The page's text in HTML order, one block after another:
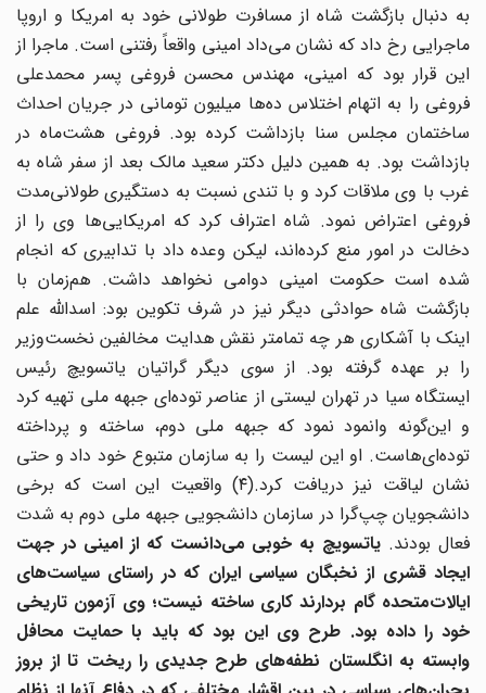
به دنبال بازگشت شاه از مسافرت طولانی خود به امریکا و اروپا
ماجرایی رخ داد که نشان می‌داد امینی واقعاً رفتنی است. ماجرا از
این قرار بود که امینی، مهندس محسن فروغی پسر محمدعلی
فروغی را به اتهام اختلاس ده‌ها میلیون تومانی در جریان احداث
ساختمان مجلس سنا بازداشت کرده بود. فروغی هشت‌ماه در
بازداشت بود. به همین دلیل دکتر سعید مالک بعد از سفر شاه به
غرب با وی ملاقات کرد و با تندی نسبت به دستگیری طولانی‌مدت
فروغی اعتراض نمود. شاه اعتراف کرد که امریکایی‌ها وی را از
دخالت در امور منع کرده‌اند، لیکن وعده داد با تدابیری که انجام
شده است حکومت امینی دوامی نخواهد داشت. هم‌زمان با
بازگشت شاه حوادثی دیگر نیز در شرف تکوین بود: اسدالله علم
اینک با آشکاری هر چه تمامتر نقش هدایت مخالفین نخست‌وزیر
را بر عهده گرفته بود. از سوی دیگر گراتیان یاتسویچ رئیس
ایستگاه سیا در تهران لیستی از عناصر توده‌ای جبهه ملی تهیه کرد
و این‌گونه وانمود نمود که جبهه ملی دوم، ساخته و پرداخته
توده‌ای‌هاست. او این لیست را به سازمان متبوع خود داد و حتی
نشان لیاقت نیز دریافت کرد.(۴) واقعیت این است که برخی
دانشجویان چپ‌گرا در سازمان دانشجویی جبهه ملی دوم به شدت
فعال بودند.یاتسویچ به خوبی می‌دانست که از امینی در جهت
ایجاد قشری از نخبگان سیاسی ایران که در راستای سیاست‌های
ایالات‌متحده گام بردارند کاری ساخته نیست؛ وی آزمون تاریخی
خود را داده بود. طرح وی این بود که باید با حمایت محافل
وابسته به انگلستان نطفه‌های طرح جدیدی را ریخت تا از بروز